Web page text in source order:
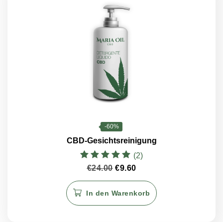
-60%
CBD-Gesichtsreinigung
Bewertet mit
von 5
(2)
€24.00 Ursprünglicher
€24.00
€9.60Aktueller
€9.60.
In den Warenkorb